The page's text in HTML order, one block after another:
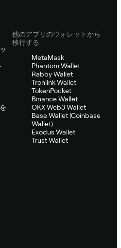
他のアプリのウォレットから
移行する
MetaMask
Phantom Wallet
Rabby Wallet
Tronlink Wallet
TokenPocket
Binance Wallet
OKX Web3 Wallet
Base Wallet (Coinbase
Wallet)
Exodus Wallet
Trust Wallet